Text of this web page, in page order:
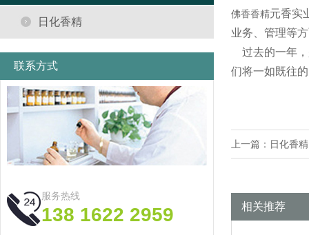
日化香精
联系方式
服务热线
138 1622 2959
佛香香精元香实
业务、管理等
过去的一年，
们将一如既往
上一篇： 日化香精
相关推荐